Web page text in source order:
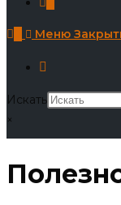
Меню
Искать
×